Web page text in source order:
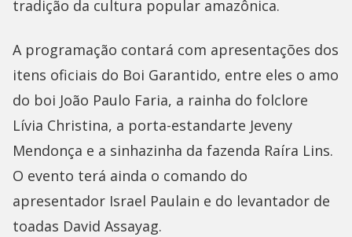
tradição da cultura popular amazônica.
A programação contará com apresentações dos
itens oficiais do Boi Garantido, entre eles o amo
do boi João Paulo Faria, a rainha do folclore
Lívia Christina, a porta-estandarte Jeveny
Mendonça e a sinhazinha da fazenda Raíra Lins.
O evento terá ainda o comando do
apresentador Israel Paulain e do levantador de
toadas David Assayag.